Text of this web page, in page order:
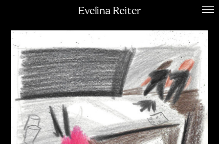
Evelina Reiter